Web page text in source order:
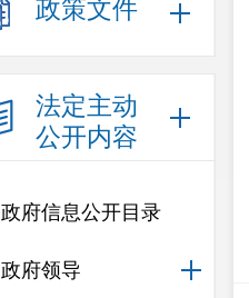
政策文件
法定主动
公开内容
政府信息公开目录
政府领导